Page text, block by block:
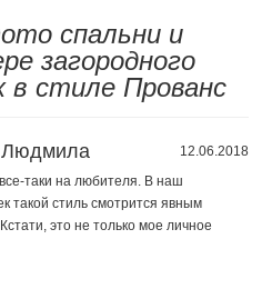
спальни и
загородного
в стиле Прованс
12.06.2018
таки на любителя. В наш
такой стиль смотрится явным
это не только мое личное